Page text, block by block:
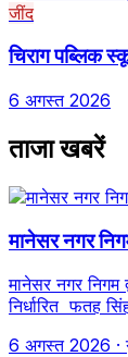
जींद
चिराग पब्लिक
6 अगस्त 2026
ताजा खबरें
मानेसर नगर
मानेसर नगर निगम
निर्धारित फतह
6 अगस्त 2026